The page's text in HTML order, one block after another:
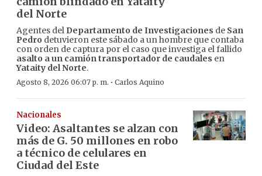
del Norte
Agentes del Departamento de Investigaciones de San
Pedro detuvieron este sábado a un hombre que contaba
con orden de captura por el caso que investiga el fallido
asalto a un camión transportador de caudales en
Yataity del Norte.
Agosto 8, 2026 06:07 p. m. · Carlos Aquino
Nacionales
Video: Asaltantes se alzan con
más de G. 50 millones en robo
a técnico de celulares en
Ciudad del Este